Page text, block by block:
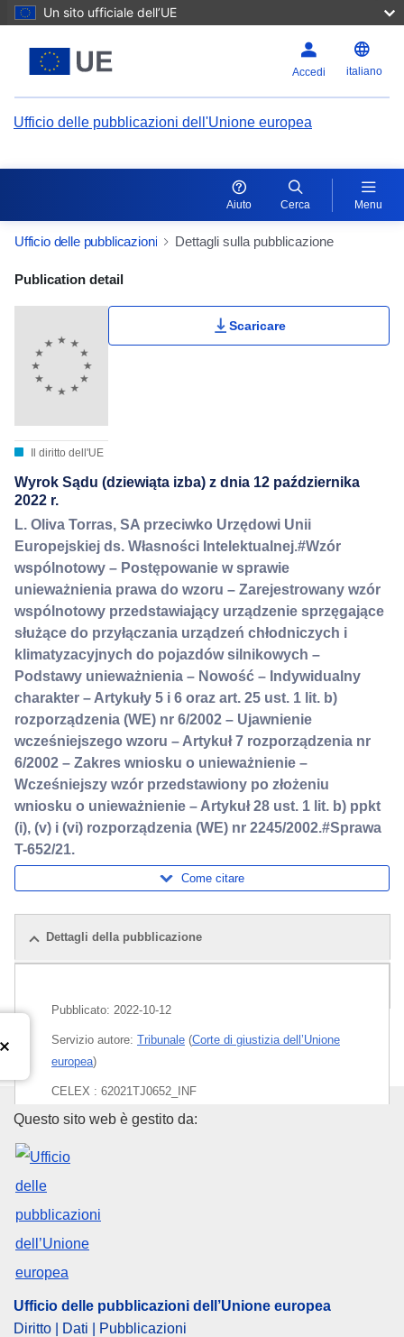
Un sito ufficiale dell’UE
Accedi italiano
Ufficio delle pubblicazioni dell'Unione europea
Aiuto Cerca Menu
Ufficio delle pubblicazioni Dettagli sulla pubblicazione
Publication Detail Actions Portlet
Publication detail
Il diritto dell'UE
Scaricare
Wyrok Sądu (dziewiąta izba) z dnia 12 października
2022 r.
L. Oliva Torras, SA przeciwko Urzędowi Unii
Europejskiej ds. Własności Intelektualnej.#Wzór
wspólnotowy – Postępowanie w sprawie
unieważnienia prawa do wzoru – Zarejestrowany wzór
wspólnotowy przedstawiający urządzenie sprzęgające
służące do przyłączania urządzeń chłodniczych i
klimatyzacyjnych do pojazdów silnikowych –
Podstawy unieważnienia – Nowość – Indywidualny
charakter – Artykuły 5 i 6 oraz art. 25 ust. 1 lit. b)
rozporządzenia (WE) nr 6/2002 – Ujawnienie
wcześniejszego wzoru – Artykuł 7 rozporządzenia nr
6/2002 – Zakres wniosku o unieważnienie –
Wcześniejszy wzór przedstawiony po złożeniu
wniosku o unieważnienie – Artykuł 28 ust. 1 lit. b) ppkt
(i), (v) i (vi) rozporządzenia (WE) nr 2245/2002.#Sprawa
T-652/21.
Come citare
Dettagli della pubblicazione
Pubblicato: 2022-10-12
Servizio autore: Tribunale (Corte di giustizia dell’Unione
europea)
CELEX : 62021TJ0652_INF
ECLI : ECLI:EU:T:2022:634
Ufficio delle pubblicazioni
Questo sito web è gestito da:
Ufficio delle pubblicazioni dell’Unione europea
Diritto | Dati | Pubblicazioni